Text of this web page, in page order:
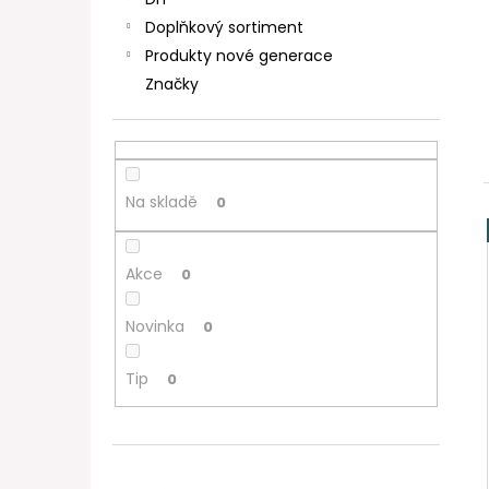
Doplňkový sortiment
Produkty nové generace
Značky
Na skladě 0
Akce 0
Novinka 0
Tip 0
DEKANG DESERT SHIP 10ML 11MG
154 Kč
Původně: 195 Kč